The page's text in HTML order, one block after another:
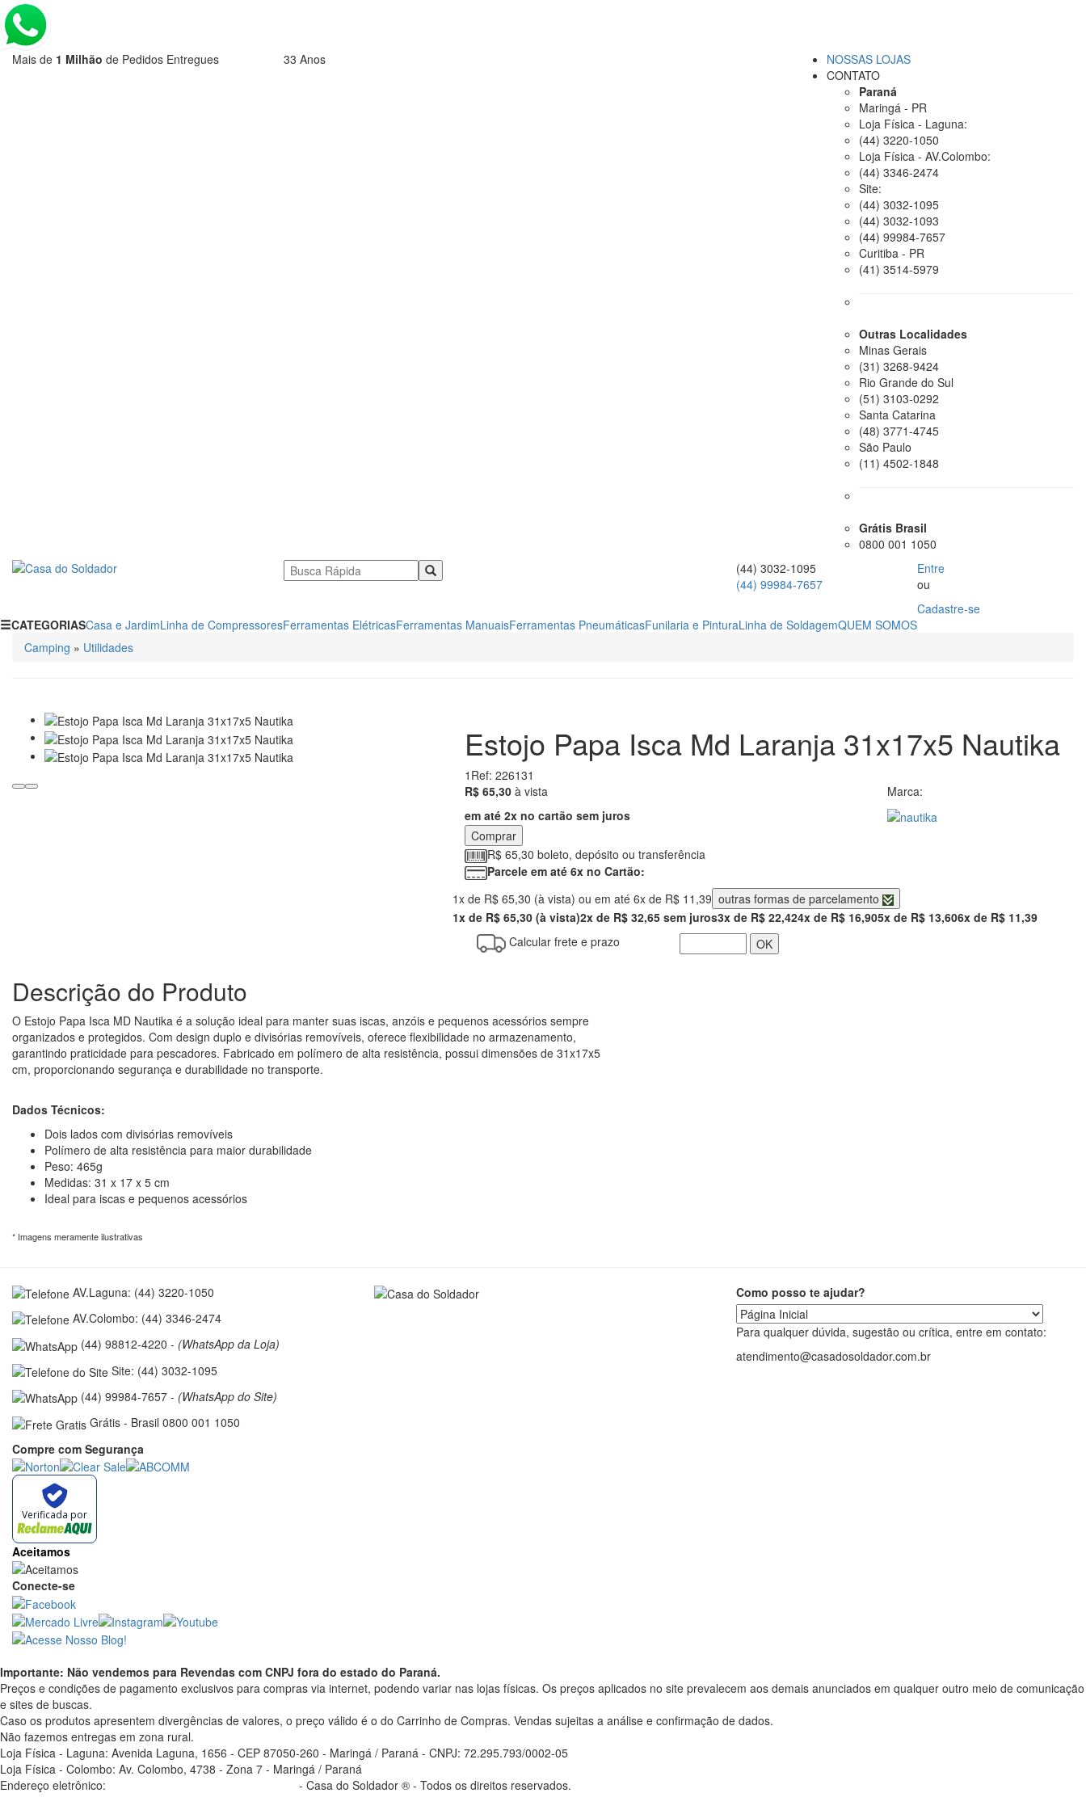
Mais de 1 Milhão de Pedidos Entregues 33 Anos
NOSSAS LOJAS
CONTATO
Paraná
Maringá - PR
Loja Física - Laguna:
(44) 3220-1050
Loja Física - AV.Colombo:
(44) 3346-2474
Site:
(44) 3032-1095
(44) 3032-1093
(44) 99984-7657
Curitiba - PR
(41) 3514-5979
Outras Localidades
Minas Gerais
(31) 3268-9424
Rio Grande do Sul
(51) 3103-0292
Santa Catarina
(48) 3771-4745
São Paulo
(11) 4502-1848
Grátis Brasil
0800 001 1050
(44) 3032-1095
(44) 99984-7657
Entre
ou
Cadastre-se
CATEGORIASCasa e JardimLinha de CompressoresFerramentas ElétricasFerramentas ManuaisFerramentas PneumáticasFunilaria e PinturaLinha de SoldagemQUEM SOMOS
Camping » Utilidades
Estojo Papa Isca Md Laranja 31x17x5 Nautika
1 Ref: 226131
65.30
R$ 65,30 à vista
em até 2x no cartão sem juros
Marca:
Comprar
R$ 65,30 boleto, depósito ou transferência
Parcele em até 6x no Cartão:
1x de R$ 65,30 (à vista) ou em até 6x de R$ 11,39 outras formas de parcelamento
1x de R$ 65,30 (à vista)2x de R$ 32,65 sem juros3x de R$ 22,424x de R$ 16,905x de R$ 13,606x de R$ 11,39
Calcular frete e prazo
OK
Descrição do Produto
O Estojo Papa Isca MD Nautika é a solução ideal para manter suas iscas, anzóis e pequenos acessórios sempre
organizados e protegidos. Com design duplo e divisórias removíveis, oferece flexibilidade no armazenamento,
garantindo praticidade para pescadores. Fabricado em polímero de alta resistência, possui dimensões de 31x17x5
cm, proporcionando segurança e durabilidade no transporte.
Dados Técnicos:
Dois lados com divisórias removíveis
Polímero de alta resistência para maior durabilidade
Peso: 465g
Medidas: 31 x 17 x 5 cm
Ideal para iscas e pequenos acessórios
* Imagens meramente ilustrativas
AV.Laguna: (44) 3220-1050
AV.Colombo: (44) 3346-2474
(44) 98812-4220 - (WhatsApp da Loja)
Site: (44) 3032-1095
(44) 99984-7657 - (WhatsApp do Site)
Grátis - Brasil 0800 001 1050
Como posso te ajudar?
Para qualquer dúvida, sugestão ou crítica, entre em contato:
atendimento@casadosoldador.com.br
Compre com Segurança
Verificada por
Aceitamos
Conecte-se
Importante: Não vendemos para Revendas com CNPJ fora do estado do Paraná.
Preços e condições de pagamento exclusivos para compras via internet, podendo variar nas lojas físicas. Os preços aplicados no site prevalecem aos demais anunciados em qualquer outro meio de comunicação
e sites de buscas.
Caso os produtos apresentem divergências de valores, o preço válido é o do Carrinho de Compras. Vendas sujeitas a análise e confirmação de dados.
Não fazemos entregas em zona rural.
Loja Física - Laguna: Avenida Laguna, 1656 - CEP 87050-260 - Maringá / Paraná - CNPJ: 72.295.793/0002-05
Loja Física - Colombo: Av. Colombo, 4738 - Zona 7 - Maringá / Paraná
Endereço eletrônico:
- Casa do Soldador ® - Todos os direitos reservados.